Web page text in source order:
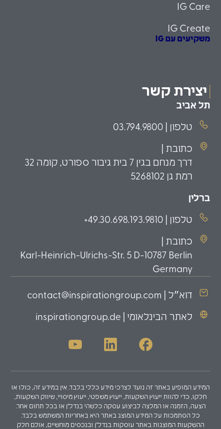
IG Care
IG Create
משקיעים עם IG
יצירת קשר
תל אביב
טלפון | 03.794.9800
כתובת |
דרך מנחם בגין 7 בית גיבור ספורט, קומה 32
רמת גן 5268102
ברלין
טלפון | 49.30.698.193.9810+
כתובת |
Karl-Heinrich-Ulrichs-Str. 5 D-10787 Berlin
Germany
דוא״ל | contact@inspirationgroup.com
לאתר הבינלאומי | inspirationgroup.de
המידע המופיע באתר זה נועד לצרכי מידע כללי בלבד. אין במידע זה, כולו או
חלקו, כדי להוות ייעוץ השקעות, ייעוץ משפטי, ייעוץ מיסויי, שיווק השקעות,
הצעה, הזמנה או המלצה לביצוע עסקה כלשהי בנדל"ן או בכל תחום אחר.
כל הסתמכות על המידע המוצג באתר היא באחריות המשתמש בלבד.
ההשקעות המוצגות באתר עוסקות בנדל"ן ובנכסים מוחשיים, אולם חלק